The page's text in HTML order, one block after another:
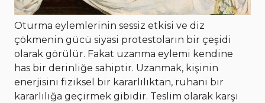
Oturma eylemlerinin sessiz etkisi ve diz
çökmenin gücü siyasi protestoların bir çeşidi
olarak görülür. Fakat uzanma eylemi kendine
has bir derinliğe sahiptir. Uzanmak, kişinin
enerjisini fiziksel bir kararlılıktan, ruhani bir
kararlılığa geçirmek gibidir. Teslim olarak karşı